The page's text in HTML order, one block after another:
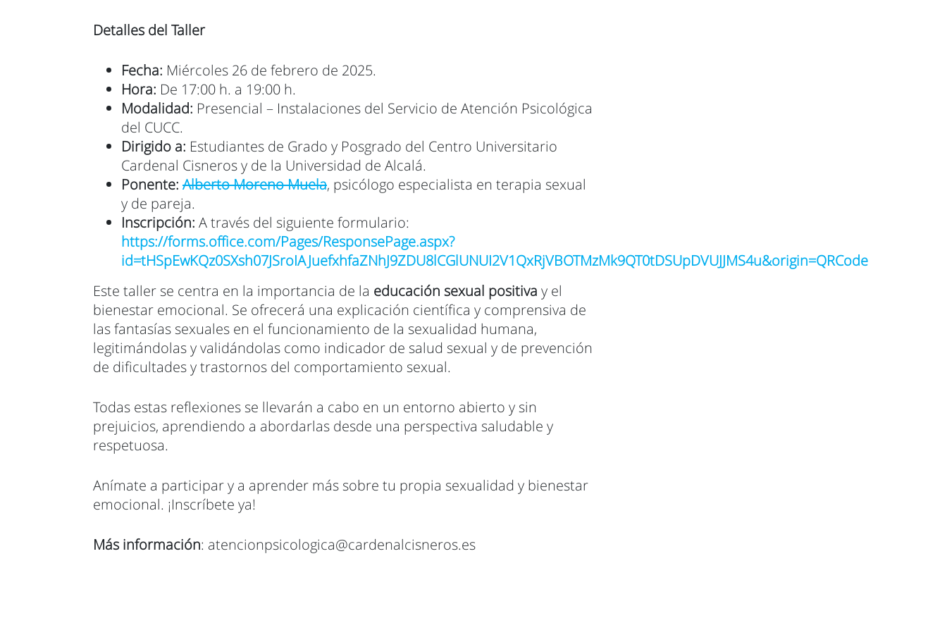
Detalles del Taller
Fecha: Miércoles 26 de febrero de 2025.
Hora: De 17:00 h. a 19:00 h.
Modalidad: Presencial – Instalaciones del Servicio de Atención Psicológica
del CUCC.
Dirigido a: Estudiantes de Grado y Posgrado del Centro Universitario
Cardenal Cisneros y de la Universidad de Alcalá.
Ponente: Alberto Moreno Muela, psicólogo especialista en terapia sexual
y de pareja.
Inscripción: A través del siguiente formulario:
https://forms.office.com/Pages/ResponsePage.aspx?
id=tHSpEwKQz0SXsh07JSroIAJuefxhfaZNhJ9ZDU8lCGlUNUI2V1QxRjVBOTMzMk9QT0tDSUpDVUJJMS4u&origin=QRCode
Este taller se centra en la importancia de la educación sexual positiva y el
bienestar emocional. Se ofrecerá una explicación científica y comprensiva de
las fantasías sexuales en el funcionamiento de la sexualidad humana,
legitimándolas y validándolas como indicador de salud sexual y de prevención
de dificultades y trastornos del comportamiento sexual.
Todas estas reflexiones se llevarán a cabo en un entorno abierto y sin
prejuicios, aprendiendo a abordarlas desde una perspectiva saludable y
respetuosa.
Anímate a participar y a aprender más sobre tu propia sexualidad y bienestar
emocional. ¡Inscríbete ya!
Más información: atencionpsicologica@cardenalcisneros.es